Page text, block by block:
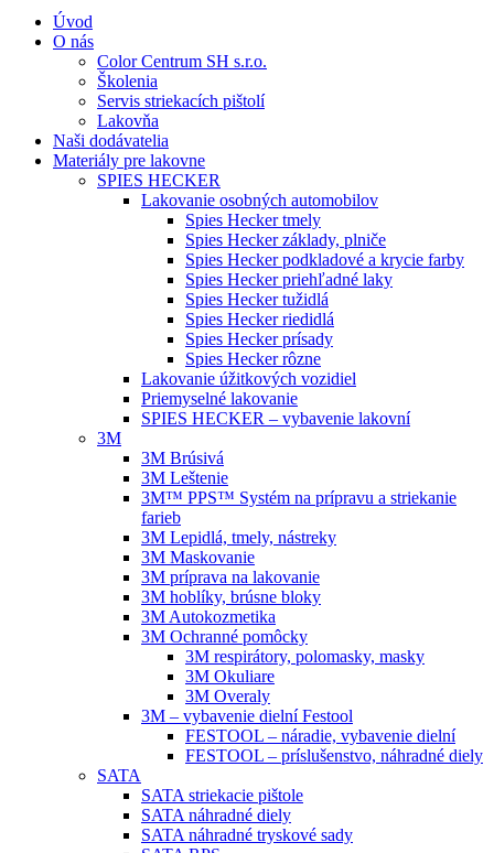
Úvod
O nás
Color Centrum SH s.r.o.
Školenia
Servis striekacích pištolí
Lakovňa
Naši dodávatelia
Materiály pre lakovne
SPIES HECKER
Lakovanie osobných automobilov
Spies Hecker tmely
Spies Hecker základy, plniče
Spies Hecker podkladové a krycie farby
Spies Hecker priehľadné laky
Spies Hecker tužidlá
Spies Hecker riedidlá
Spies Hecker prísady
Spies Hecker rôzne
Lakovanie úžitkových vozidiel
Priemyselné lakovanie
SPIES HECKER – vybavenie lakovní
3M
3M Brúsivá
3M Leštenie
3M™ PPS™ Systém na prípravu a striekanie
farieb
3M Lepidlá, tmely, nástreky
3M Maskovanie
3M príprava na lakovanie
3M hoblíky, brúsne bloky
3M Autokozmetika
3M Ochranné pomôcky
3M respirátory, polomasky, masky
3M Okuliare
3M Overaly
3M – vybavenie dielní Festool
FESTOOL – náradie, vybavenie dielní
FESTOOL – príslušenstvo, náhradné diely
SATA
SATA striekacie pištole
SATA náhradné diely
SATA náhradné tryskové sady